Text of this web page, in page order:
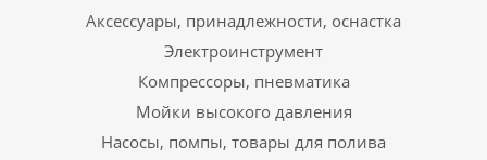
Аксессуары, принадлежности, оснастка
Электроинструмент
Компрессоры, пневматика
Мойки высокого давления
Насосы, помпы, товары для полива